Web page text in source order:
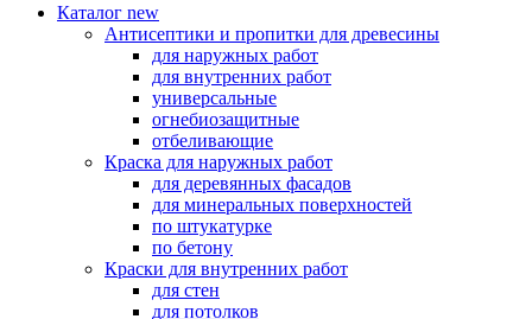
Каталог new
Антисептики и пропитки для древесины
для наружных работ
для внутренних работ
универсальные
огнебиозащитные
отбеливающие
Краска для наружных работ
для деревянных фасадов
для минеральных поверхностей
по штукатурке
по бетону
Краски для внутренних работ
для стен
для потолков